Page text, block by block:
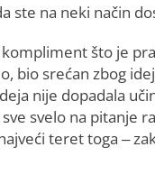
ste na neki način
što je
bio srećan zbog
nije dopadala
svelo na pitanje
teret toga –